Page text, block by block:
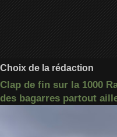
Choix de la rédaction
Clap de fin sur la 1000
des bagarres partout